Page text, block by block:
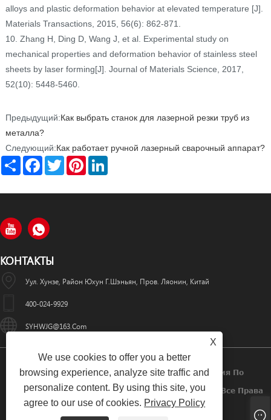
alloys and plastic deformation behavior at elevated temperature [J].
Materials Transactions, 2015, 56(6): 862-871.
10. Zhang H, Ding D, Wang J, et al. Experimental study on
mechanical properties and deformation behavior of stainless steel
sheets by laser forming[J]. Journal of Materials Science, 2017,
52(10): 5448-5460.
Предыдущий:Как выбрать станок для лазерной резки труб из
металла?
Следующий:Как работает ручной лазерный сварочный аппарат?
Share Facebook
TwitterPinterest
КОНТАКТЫ
Уул. Хунзе, Район Юхун Г.Шэньян, Пров. Ляонин, Китай
400-024-9929
SYHWJG@163.com
Авторское Право © 2024 Шэньянская Компания По
Производству Лазерного Оборудования «Хуавэй» Все Права
Защищены.
X
We use cookies to offer you a better
browsing experience, analyze site traffic and
personalize content. By using this site, you
agree to our use of cookies. Privacy Policy